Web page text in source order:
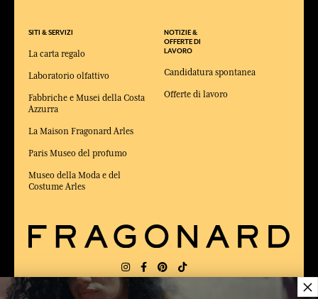
SITI & SERVIZI
La carta regalo
Laboratorio olfattivo
Fabbriche e Musei della Costa
Azzurra
La Maison Fragonard Arles
Paris Museo del profumo
Museo della Moda e del
Costume Arles
NOTIZIE &
OFFERTE DI
LAVORO
Candidatura spontanea
Offerte di lavoro
×